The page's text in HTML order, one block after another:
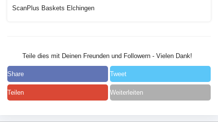
ScanPlus Baskets Elchingen
Teile dies mit Deinen Freunden und Followern - Vielen Dank!
Share Tweet
Teilen Weiterleiten